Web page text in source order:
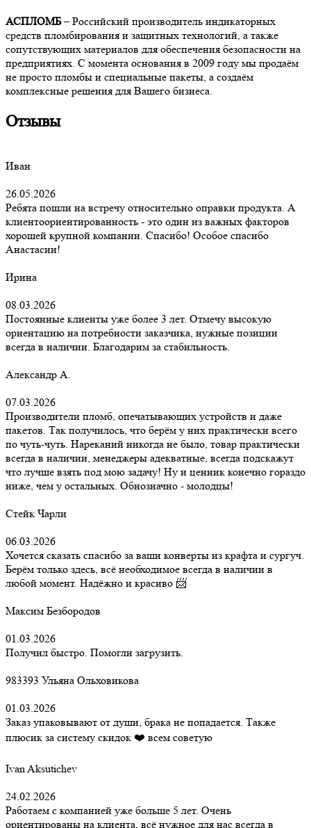
АСПЛОМБ– Российский производитель индикаторных
средств пломбирования и защитных технологий, а также
сопутствующих материалов для обеспечения безопасности на
предприятиях. С момента основания в 2009 году мы продаём
не просто пломбы и специальные пакеты, а создаём
комплексные решения для Вашего бизнеса.
Отзывы
Иван
26.05.2026
Ребята пошли на встречу относительно оправки продукта. А
клиентоориентированность - это один из важных факторов
хорошей крупной компании. Спасибо! Особое спасибо
Анастасии!
Ирина
08.03.2026
Постоянные клиенты уже более 3 лет. Отмечу высокую
ориентацию на потребности заказчика, нужные позиции
всегда в наличии. Благодарим за стабильность.
Александр А.
07.03.2026
Производители пломб, опечатывающих устройств и даже
пакетов. Так получилось, что берём у них практически всего
по чуть-чуть. Нареканий никогда не было, товар практически
всегда в наличии, менеджеры адекватные, всегда подскажут
что лучше взять под мою задачу! Ну и ценник конечно гораздо
ниже, чем у остальных. Обнозначно - молодцы!
Стейк Чарли
06.03.2026
Хочется сказать спасибо за ваши конверты из крафта и сургуч.
Берём только здесь, всё необходимое всегда в наличии в
любой момент. Надёжно и красиво 📨
Максим Безбородов
01.03.2026
Получил быстро. Помогли загрузить.
983393 Ульяна Ольховикова
01.03.2026
Заказ упаковывают от души, брака не попадается. Также
плюсик за систему скидок ❤️ всем советую
Ivan Aksutichev
24.02.2026
Работаем с компанией уже больше 5 лет. Очень
ориентированы на клиента, всё нужное для нас всегда в